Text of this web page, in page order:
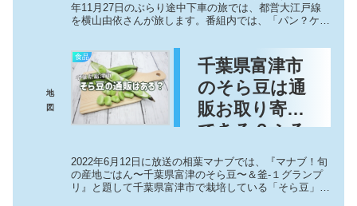
地
図
コミ！ぶらり
途中下車
年11月27日のぶらり途中下車の旅では、都営大江戸線
を横山由依さんが旅します。番組内では、「パン？ケー
ということで、新感覚のたまごパンが...
食品
千葉県富津市
のそら豆は通
販お取り寄せ
できる？ふる
さと納税は？
【相葉マナ
ブ】
2022年6月12日に放送の相葉マナブでは、『マナブ！旬
の産地ごはん〜千葉県富津のそら豆〜＆釜-１グランプ
リ』と題して千葉県富津市で栽培している「そら豆」が